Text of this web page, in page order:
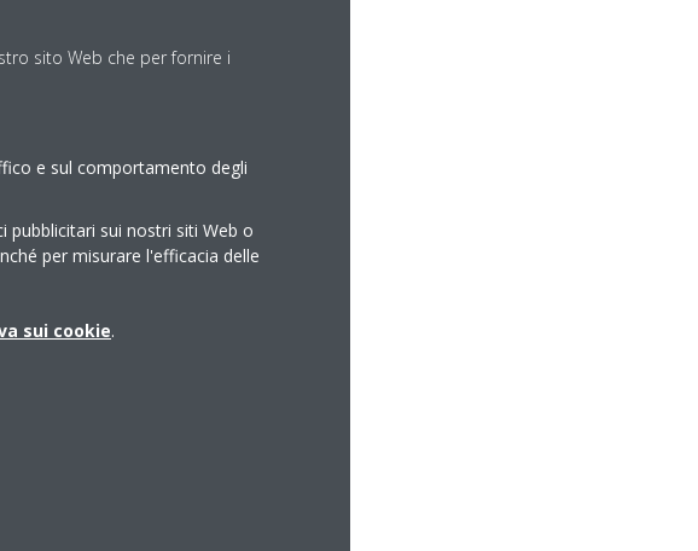
SRL
sito Web che per fornire i
e sul comportamento degli
pubblicitari sui nostri siti Web o
per misurare l'efficacia delle
sui cookie.